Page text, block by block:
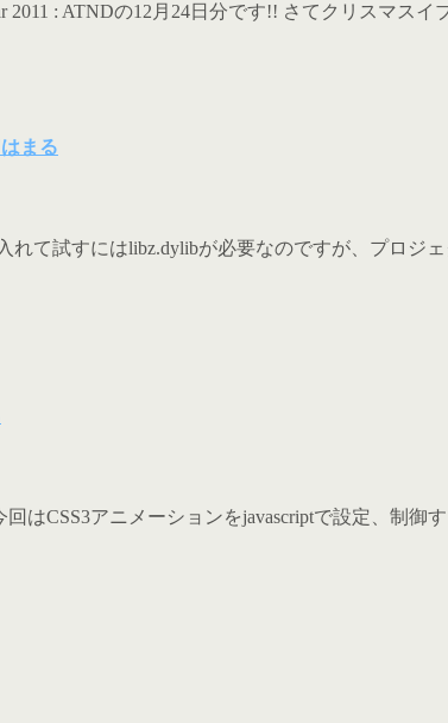
2011 : ATNDの12月24日分です!! さてクリスマス
まる
れて試すにはlibz.dylibが必要なのですが、プロ
はCSS3アニメーションをjavascriptで設定、制御